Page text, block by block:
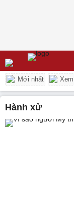
Mới nhất
hành xử